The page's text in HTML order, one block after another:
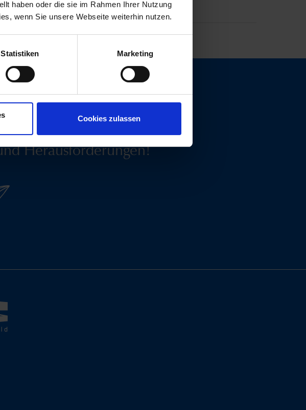
haben oder die sie im Rahmen Ihrer Nutzung
wenn Sie unsere Webseite weiterhin nutzen.
Statistiken Marketing
Cookies zulassen
noch inKontakt
Herausforderungen!